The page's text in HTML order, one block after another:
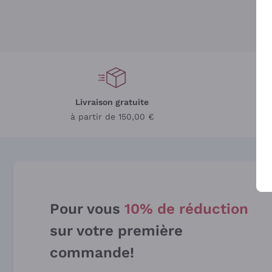
Livraison gratuite
à partir de 150,00 €
Pour vous 10% de réduction
sur votre première
commande!